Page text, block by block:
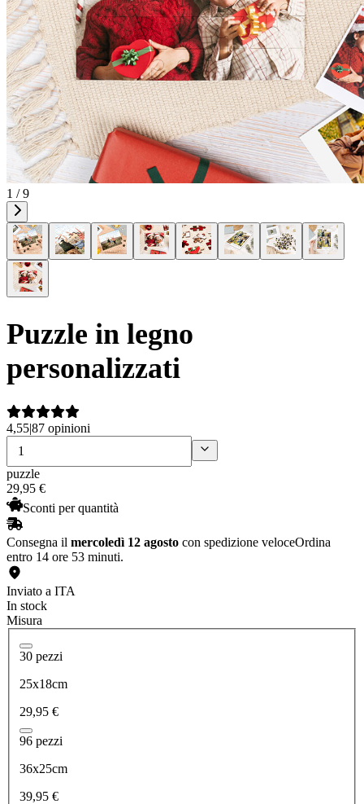
1 / 9
Puzzle in legno
personalizzati
4,55|87 opinioni
puzzle
29,95 €
Sconti per quantità
Consegna il mercoledì 12 agosto con spedizione veloceOrdina
entro 14 ore 53 minuti.
Inviato a ITA
In stock
Misura
30 pezzi
25x18cm
29,95 €
96 pezzi
36x25cm
39,95 €